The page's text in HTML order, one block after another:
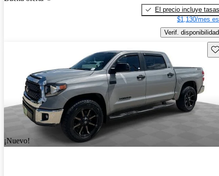
El precio incluye tasas
$1,130/mes
Verif. disponibilidad
¡Nuevo!